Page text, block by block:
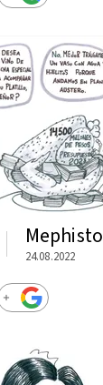
Mephisto
24.08.2022